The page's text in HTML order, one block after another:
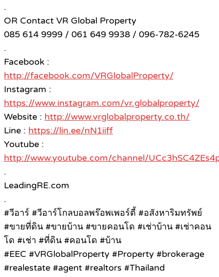
.
OR Contact VR Global Property
085 614 9999 / 061 649 9938 / 096-782-6245
.
Facebook :
http://facebook.com/VRGlobalProperty/
Instagram :
https://www.instagram.com/vr.globalproperty/
Website : http://www.vrglobalproperty.co.th/
Line : https://lin.ee/nN1iiff
Youtube :
http://www.youtube.com/channel/
.
LeadingRE.com
.
#วีอาร์ #วีอาร์โกลบอลพร๊อพเพอร์ตี้ #อสังหาริมทรัพย์
#ขายที่ดิน #ขายบ้าน #ขายคอนโด #เช่าบ้าน #เช่าคอน
โด #เช่า #ที่ดิน #คอนโด #บ้าน
#EEC #VRGlobalProperty #Property #brokerage
#realestate #agent #realtors #Thailand